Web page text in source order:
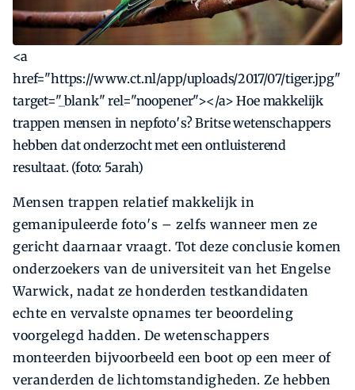
<a
href="https://www.ct.nl/app/uploads/2017/07/tiger.jpg"
target="_blank" rel="noopener"></a> Hoe makkelijk
trappen mensen in nepfoto′s? Britse wetenschappers
hebben dat onderzocht met een ontluisterend
resultaat. (foto: 5arah)
Mensen trappen relatief makkelijk in
gemanipuleerde foto′s – zelfs wanneer men ze
gericht daarnaar vraagt. Tot deze conclusie komen
onderzoekers van de universiteit van het Engelse
Warwick, nadat ze honderden testkandidaten
echte en vervalste opnames ter beoordeling
voorgelegd hadden. De wetenschappers
monteerden bijvoorbeeld een boot op een meer of
veranderden de lichtomstandigheden. Ze hebben